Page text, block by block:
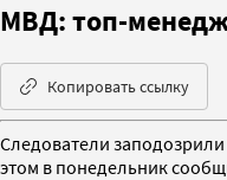
МВД: топ-
Копировать ссылку
Следователи
этом в понедельник